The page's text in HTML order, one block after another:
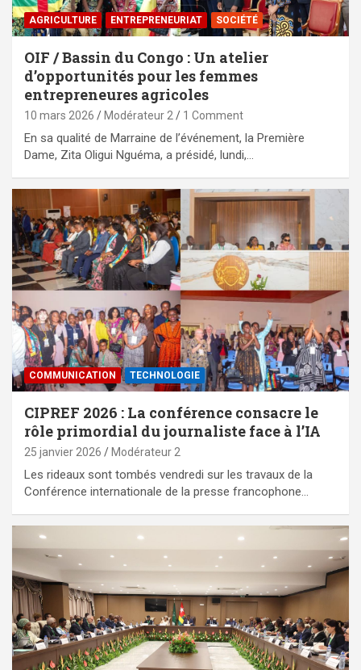
AGRICULTURE ENTREPRENEURIAT SOCIÉTÉ
OIF / Bassin du Congo : Un atelier
d’opportunités pour les femmes
entrepreneures agricoles
10 mars 2026 Modérateur 2 1 Comment
En sa qualité de Marraine de l’événement, la Première
Dame, Zita Oligui Nguéma, a présidé, lundi,…
COMMUNICATION TECHNOLOGIE
CIPREF 2026 : La conférence consacre le
rôle primordial du journaliste face à l’IA
25 janvier 2026 Modérateur 2
Les rideaux sont tombés vendredi sur les travaux de la
Conférence internationale de la presse francophone…